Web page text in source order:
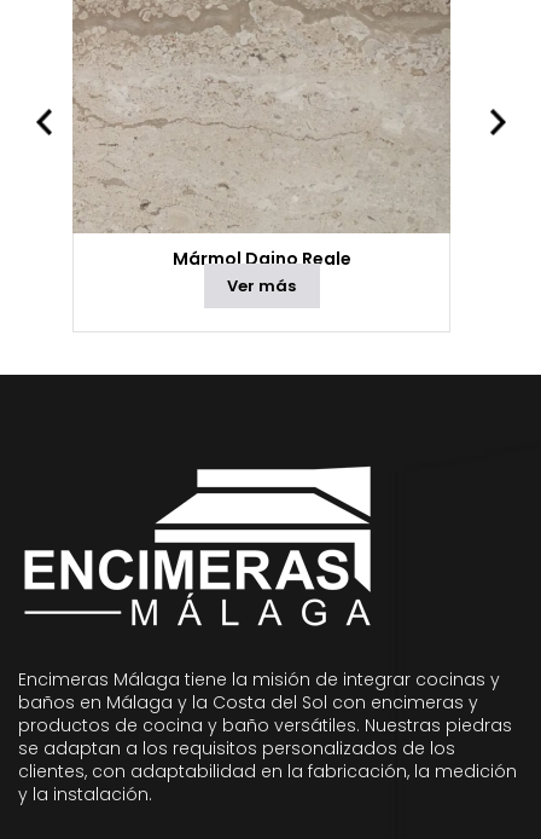
Mármol Daino Reale
Ver más
Encimeras Málaga tiene la misión de integrar cocinas y
baños en Málaga y la Costa del Sol con encimeras y
productos de cocina y baño versátiles. Nuestras piedras
se adaptan a los requisitos personalizados de los
clientes, con adaptabilidad en la fabricación, la medición
y la instalación.